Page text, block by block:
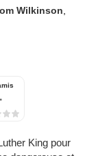
Wilkinson
King pour